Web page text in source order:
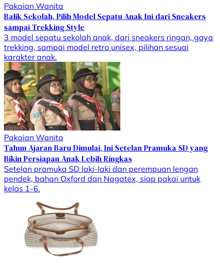
Pakaian Wanita
Balik Sekolah, Pilih Model Sepatu Anak Ini dari Sneakers
sampai Trekking Style
3 model sepatu sekolah anak, dari sneakers ringan, gaya
trekking, sampai model retro unisex, pilihan sesuai
karakter anak.
Pakaian Wanita
Tahun Ajaran Baru Dimulai, Ini Setelan Pramuka SD yang
Bikin Persiapan Anak Lebih Ringkas
Setelan pramuka SD laki-laki dan perempuan lengan
pendek, bahan Oxford dan Nagatex, siap pakai untuk
kelas 1-6.